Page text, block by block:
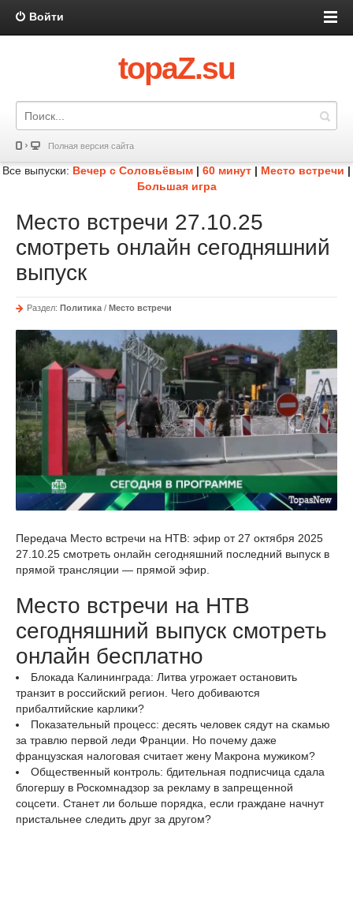
Войти
topaZ.su
Полная версия сайта
Все выпуски: Вечер с Соловьёвым | 60 минут | Место встречи |
Большая игра
Место встречи 27.10.25
смотреть онлайн сегодняшний
выпуск
Раздел: Политика / Место встречи
Передача Место встречи на НТВ: эфир от 27 октября 2025
27.10.25 смотреть онлайн сегодняшний последний выпуск в
прямой трансляции — прямой эфир.
Место встречи на НТВ
сегодняшний выпуск смотреть
онлайн бесплатно
Блокада Калининграда: Литва угрожает остановить
транзит в российский регион. Чего добиваются
прибалтийские карлики?
Показательный процесс: десять человек сядут на скамью
за травлю первой леди Франции. Но почему даже
французская налоговая считает жену Макрона мужиком?
Общественный контроль: бдительная подписчица сдала
блогершу в Роскомнадзор за рекламу в запрещенной
соцсети. Станет ли больше порядка, если граждане начнут
пристальнее следить друг за другом?